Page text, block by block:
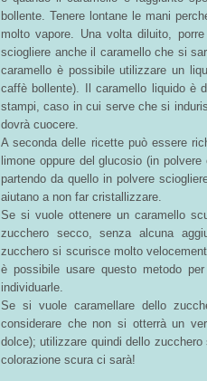
bollente. Tenere lontane le mani
molto vapore. Una volta diluito,
sciogliere anche il caramello che si
caramello è possibile utilizzare un
caffè bollente). Il caramello liquido è
stampi, caso in cui serve che si
dovrà cuocere.
A seconda delle ricette può essere
limone oppure del glucosio (in
partendo da quello in polvere
aiutano a non far cristallizzare.
Se si vuole ottenere un caramello
zucchero secco, senza alcuna
zucchero si scurisce molto
è possibile usare questo metodo
individuarle.
Se si vuole caramellare dello
considerare che non si otterrà un
dolce); utilizzare quindi dello
colorazione scura ci sarà!